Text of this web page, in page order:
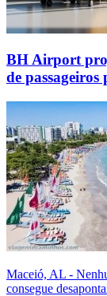
BH Airport
de passageiros
Maceió, AL -
consegue